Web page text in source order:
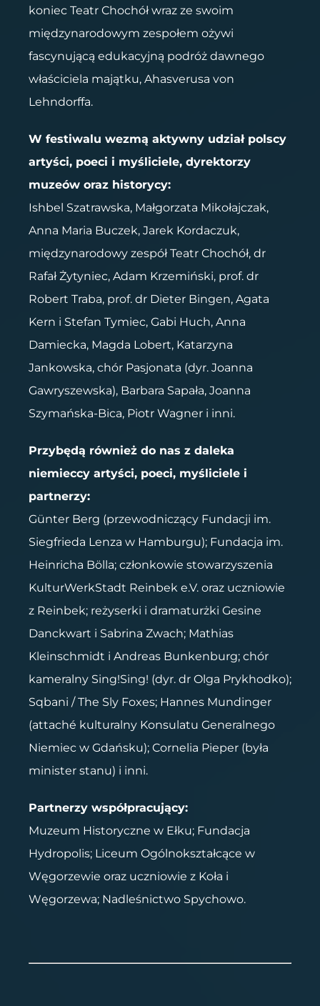
koniec Teatr Chochół wraz ze swoim
międzynarodowym zespołem ożywi
fascynującą edukacyjną podróż dawnego
właściciela majątku, Ahasverusa von
Lehndorffa.
W festiwalu wezmą aktywny udział polscy
artyści, poeci i myśliciele, dyrektorzy
muzeów oraz historycy:
Ishbel Szatrawska, Małgorzata Mikołajczak,
Anna Maria Buczek, Jarek Kordaczuk,
międzynarodowy zespół Teatr Chochół, dr
Rafał Żytyniec, Adam Krzemiński, prof. dr
Robert Traba, prof. dr Dieter Bingen, Agata
Kern i Stefan Tymiec, Gabi Huch, Anna
Damiecka, Magda Lobert, Katarzyna
Jankowska, chór Pasjonata (dyr. Joanna
Gawryszewska), Barbara Sapała, Joanna
Szymańska-Bica, Piotr Wagner i inni.
Przybędą również do nas z daleka
niemieccy artyści, poeci, myśliciele i
partnerzy:
Günter Berg (przewodniczący Fundacji im.
Siegfrieda Lenza w Hamburgu); Fundacja im.
Heinricha Bölla; członkowie stowarzyszenia
KulturWerkStadt Reinbek e.V. oraz uczniowie
z Reinbek; reżyserki i dramaturżki Gesine
Danckwart i Sabrina Zwach; Mathias
Kleinschmidt i Andreas Bunkenburg; chór
kameralny Sing!Sing! (dyr. dr Olga Prykhodko);
Sqbani / The Sly Foxes; Hannes Mundinger
(attaché kulturalny Konsulatu Generalnego
Niemiec w Gdańsku); Cornelia Pieper (była
minister stanu) i inni.
Partnerzy współpracujący:
Muzeum Historyczne w Ełku; Fundacja
Hydropolis; Liceum Ogólnokształcące w
Węgorzewie oraz uczniowie z Koła i
Węgorzewa; Nadleśnictwo Spychowo.